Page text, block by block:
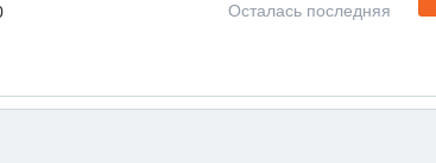
Осталась последняя